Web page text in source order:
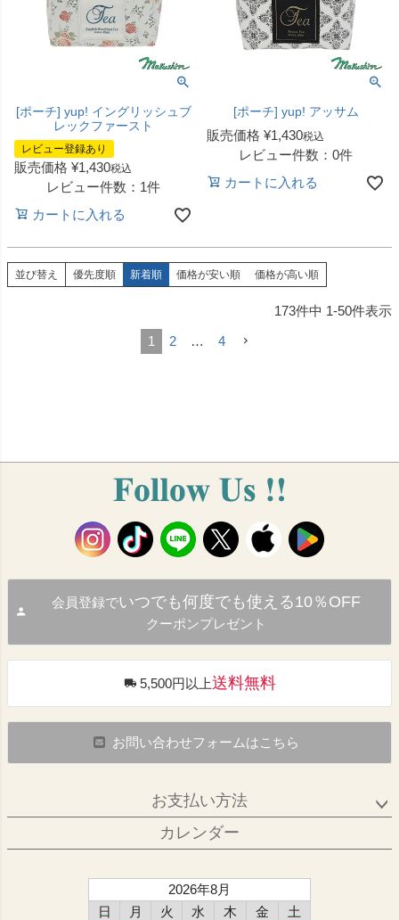
[ポーチ] yup! イングリッシュブ
レックファースト
レビュー登録あり
販売価格 ¥1,430税込
レビュー件数：1件
カートに入れる
[ポーチ] yup! アッサム
販売価格 ¥1,430税込
レビュー件数：0件
カートに入れる
並び替え 優先度順 新着順 価格が安い順 価格が高い順
173件中 1-50件表示
1
2 … 4
会員登録でいつでも何度でも使える10％OFF
クーポンプレゼント
5,500円以上送料無料
お問い合わせフォームはこちら
お支払い方法
カレンダー
2026年8月
日
月 火 水 木 金
土